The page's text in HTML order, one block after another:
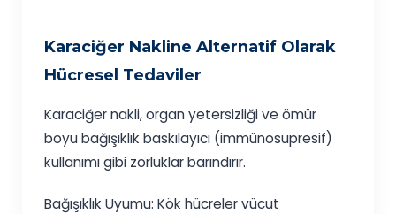
Karaciğer Nakline Alternatif Olarak
Hücresel Tedaviler
Karaciğer nakli, organ yetersizliği ve ömür
boyu bağışıklık baskılayıcı (immünosupresif)
kullanımı gibi zorluklar barındırır.
Bağışıklık Uyumu: Kök hücreler vücut